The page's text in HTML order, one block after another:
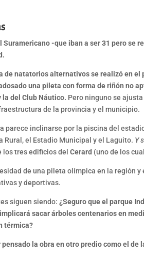
Suramericano -que iban a ser 31 pero se
de natatorios alternativos se realizó en el
una pileta con forma de riñón no
la del Club Náutico. Pero ninguno se
de la provincia y el municipio.
parece inclinarse por la piscina del
Rural, el Estadio Municipal y el Laguito. Y
los tres edificios delCerard (uno de los
de una pileta olímpica en la región
y deportivas.
siguen siendo: ¿Seguro que el parque
sacar árboles centenarios en
térmica?
pensado la obra en otro predio como el